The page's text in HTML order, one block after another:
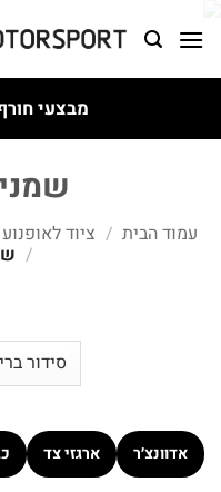
מבצעי
עמוד הבית / ציוד לאופנוע
/
אדוונצ׳ר ארגזי צד